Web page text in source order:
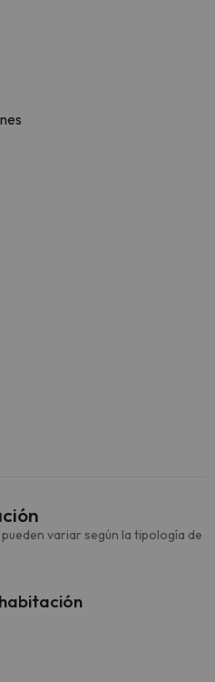
variar según la tipología de